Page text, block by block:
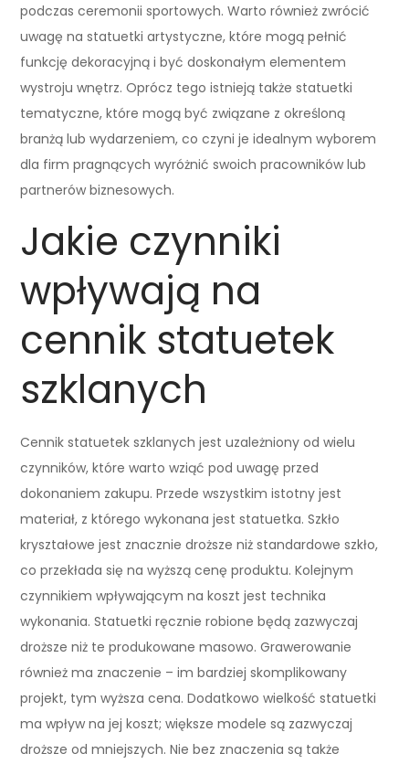
podczas ceremonii sportowych. Warto również zwrócić
uwagę na statuetki artystyczne, które mogą pełnić
funkcję dekoracyjną i być doskonałym elementem
wystroju wnętrz. Oprócz tego istnieją także statuetki
tematyczne, które mogą być związane z określoną
branżą lub wydarzeniem, co czyni je idealnym wyborem
dla firm pragnących wyróżnić swoich pracowników lub
partnerów biznesowych.
Jakie czynniki
wpływają na
cennik statuetek
szklanych
Cennik statuetek szklanych jest uzależniony od wielu
czynników, które warto wziąć pod uwagę przed
dokonaniem zakupu. Przede wszystkim istotny jest
materiał, z którego wykonana jest statuetka. Szkło
kryształowe jest znacznie droższe niż standardowe szkło,
co przekłada się na wyższą cenę produktu. Kolejnym
czynnikiem wpływającym na koszt jest technika
wykonania. Statuetki ręcznie robione będą zazwyczaj
droższe niż te produkowane masowo. Grawerowanie
również ma znaczenie – im bardziej skomplikowany
projekt, tym wyższa cena. Dodatkowo wielkość statuetki
ma wpływ na jej koszt; większe modele są zazwyczaj
droższe od mniejszych. Nie bez znaczenia są także